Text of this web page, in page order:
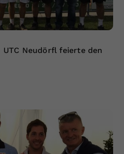
UTC Neudörfl feierte den